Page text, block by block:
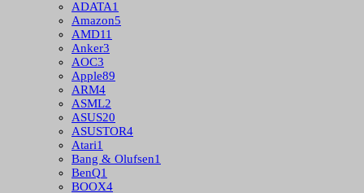
ADATA1
Amazon5
AMD11
Anker3
AOC3
Apple89
ARM4
ASML2
ASUS20
ASUSTOR4
Atari1
Bang & Olufsen1
BenQ1
BOOX4